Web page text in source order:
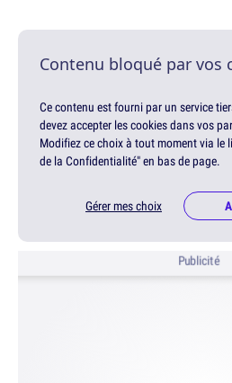
Contenu bloqué par vos
Ce contenu est fourni par un service
devez accepter les cookies dans vos
Modifiez ce choix à tout moment via le
de la Confidentialité" en bas de page.
Gérer mes choix
Publicité